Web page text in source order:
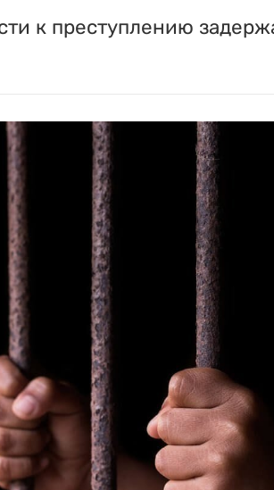
к преступлению